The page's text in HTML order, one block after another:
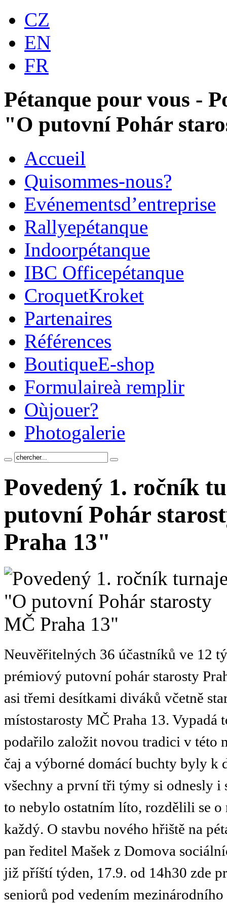
CZ
EN
FR
Pétanque pour vous -
"O putovní Pohár
Accueil
Quisommes-nous?
Evénementsd’entreprise
Rallyepétanque
Indoorpétanque
IBC Officepétanque
CroquetKroket
Partenaires
Références
BoutiqueE-shop
Formulaireà remplir
Oùjouer?
Photogalerie
Povedený 1. ročník
putovní Pohár
Praha 13"
Neuvěřitelných 36 účastníků ve 12
prémiový putovní pohár starosty
asi třemi desítkami diváků včetně
místostarosty MČ Praha 13. Vypadá
podařilo založit novou tradici v této
čaj a výborné domácí buchty byly k
všechny a první tři týmy si odnesly i
to nebylo ostatním líto, rozdělili se o
každý. O stavbu nového hřiště na
pan ředitel Mašek z Domova
již příští týden, 17.9. od 14h30 zde
seniorů pod vedením